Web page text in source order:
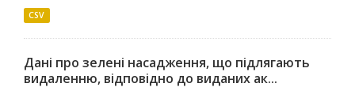
CSV
Дані про зелені насадження, що підлягають
видаленню, відповідно до виданих ак...